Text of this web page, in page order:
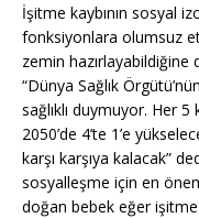
İşitme kaybının sosyal
fonksiyonlara olumsuz
zemin
“Dünya Sağlık
sağlıklı duymuyor. Her
2050’de 4’te 1’e
karşı karşıya kalacak”
sosyalleşme için en
doğan bebek eğer